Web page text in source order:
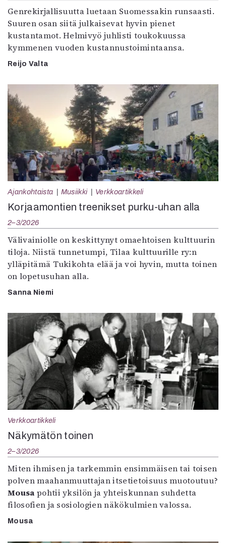
Genrekirjallisuutta luetaan Suomessakin runsaasti.
Suuren osan siitä julkaisevat hyvin pienet
kustantamot. Helmivyö juhlisti toukokuussa
kymmenen vuoden kustannustoimintaansa.
Reijo Valta
Ajankohtaista Musiikki Verkkoartikkeli
Korjaamontien treenikset purku-uhan alla
2–3/2026
Välivainiolle on keskittynyt omaehtoisen kulttuurin
tiloja. Niistä tunnetumpi, Tilaa kulttuurille ry:n
ylläpitämä Tukikohta elää ja voi hyvin, mutta toinen
on lopetusuhan alla.
Sanna Niemi
Verkkoartikkeli
Näkymätön toinen
2–3/2026
Miten ihmisen ja tarkemmin ensimmäisen tai toisen
polven maahanmuuttajan itsetietoisuus muotoutuu?
Mousa pohtii yksilön ja yhteiskunnan suhdetta
filosofien ja sosiologien näkökulmien valossa.
Mousa